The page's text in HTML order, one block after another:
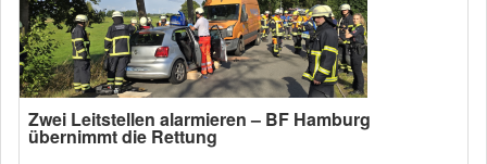
Zwei Leitstellen alarmieren – BF Hamburg
übernimmt die Rettung